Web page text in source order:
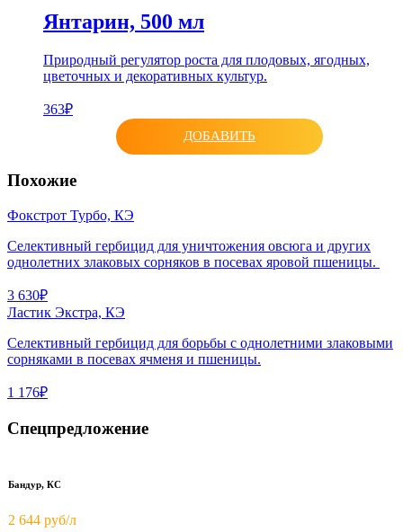
Янтарин, 500 мл
Природный регулятор роста для плодовых, ягодных,
цветочных и декоративных культур.
363₽
ДОБАВИТЬ
Похожие
Фокстрот Турбо, КЭ
Селективный гербицид для уничтожения овсюга и других
однолетних злаковых сорняков в посевах яровой пшеницы.
3 630₽
Ластик Экстра, КЭ
Селективный гербицид для борьбы с однолетними злаковыми
сорняками в посевах ячменя и пшеницы.
1 176₽
Спецпредложение
Бандур, КС
2 644 руб/л